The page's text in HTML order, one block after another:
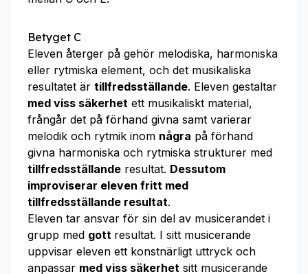
Betyget C
Eleven återger på gehör melodiska, harmoniska
eller rytmiska element, och det musikaliska
resultatet är tillfredsställande. Eleven gestaltar
med viss säkerhet ett musikaliskt material,
frångår det på förhand givna samt varierar
melodik och rytmik inom några på förhand
givna harmoniska och rytmiska strukturer med
tillfredsställande resultat. Dessutom
improviserar eleven fritt med
tillfredsställande resultat.
Eleven tar ansvar för sin del av musicerandet i
grupp med gott resultat. I sitt musicerande
uppvisar eleven ett konstnärligt uttryck och
anpassar med viss säkerhet sitt musicerande